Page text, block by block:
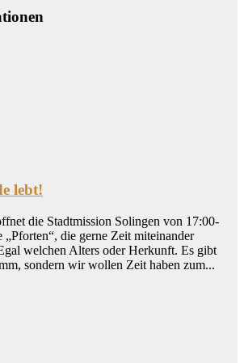
lebt!
die Stadtmission Solingen von 17:00-
die gerne Zeit miteinander
welchen Alters oder Herkunft. Es gibt
sondern wir wollen Zeit haben zum...